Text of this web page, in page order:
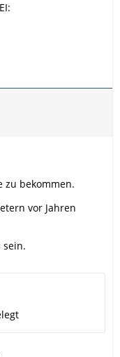
zu bekommen.
vor Jahren
sein.